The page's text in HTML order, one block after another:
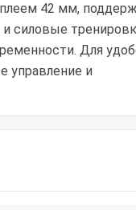
42 мм,
силовые
Для
управление и